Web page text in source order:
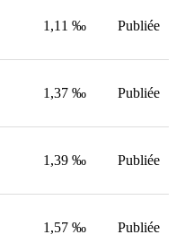
1,11 ‰ Publiée
1,37 ‰ Publiée
1,39 ‰ Publiée
1,57 ‰ Publiée